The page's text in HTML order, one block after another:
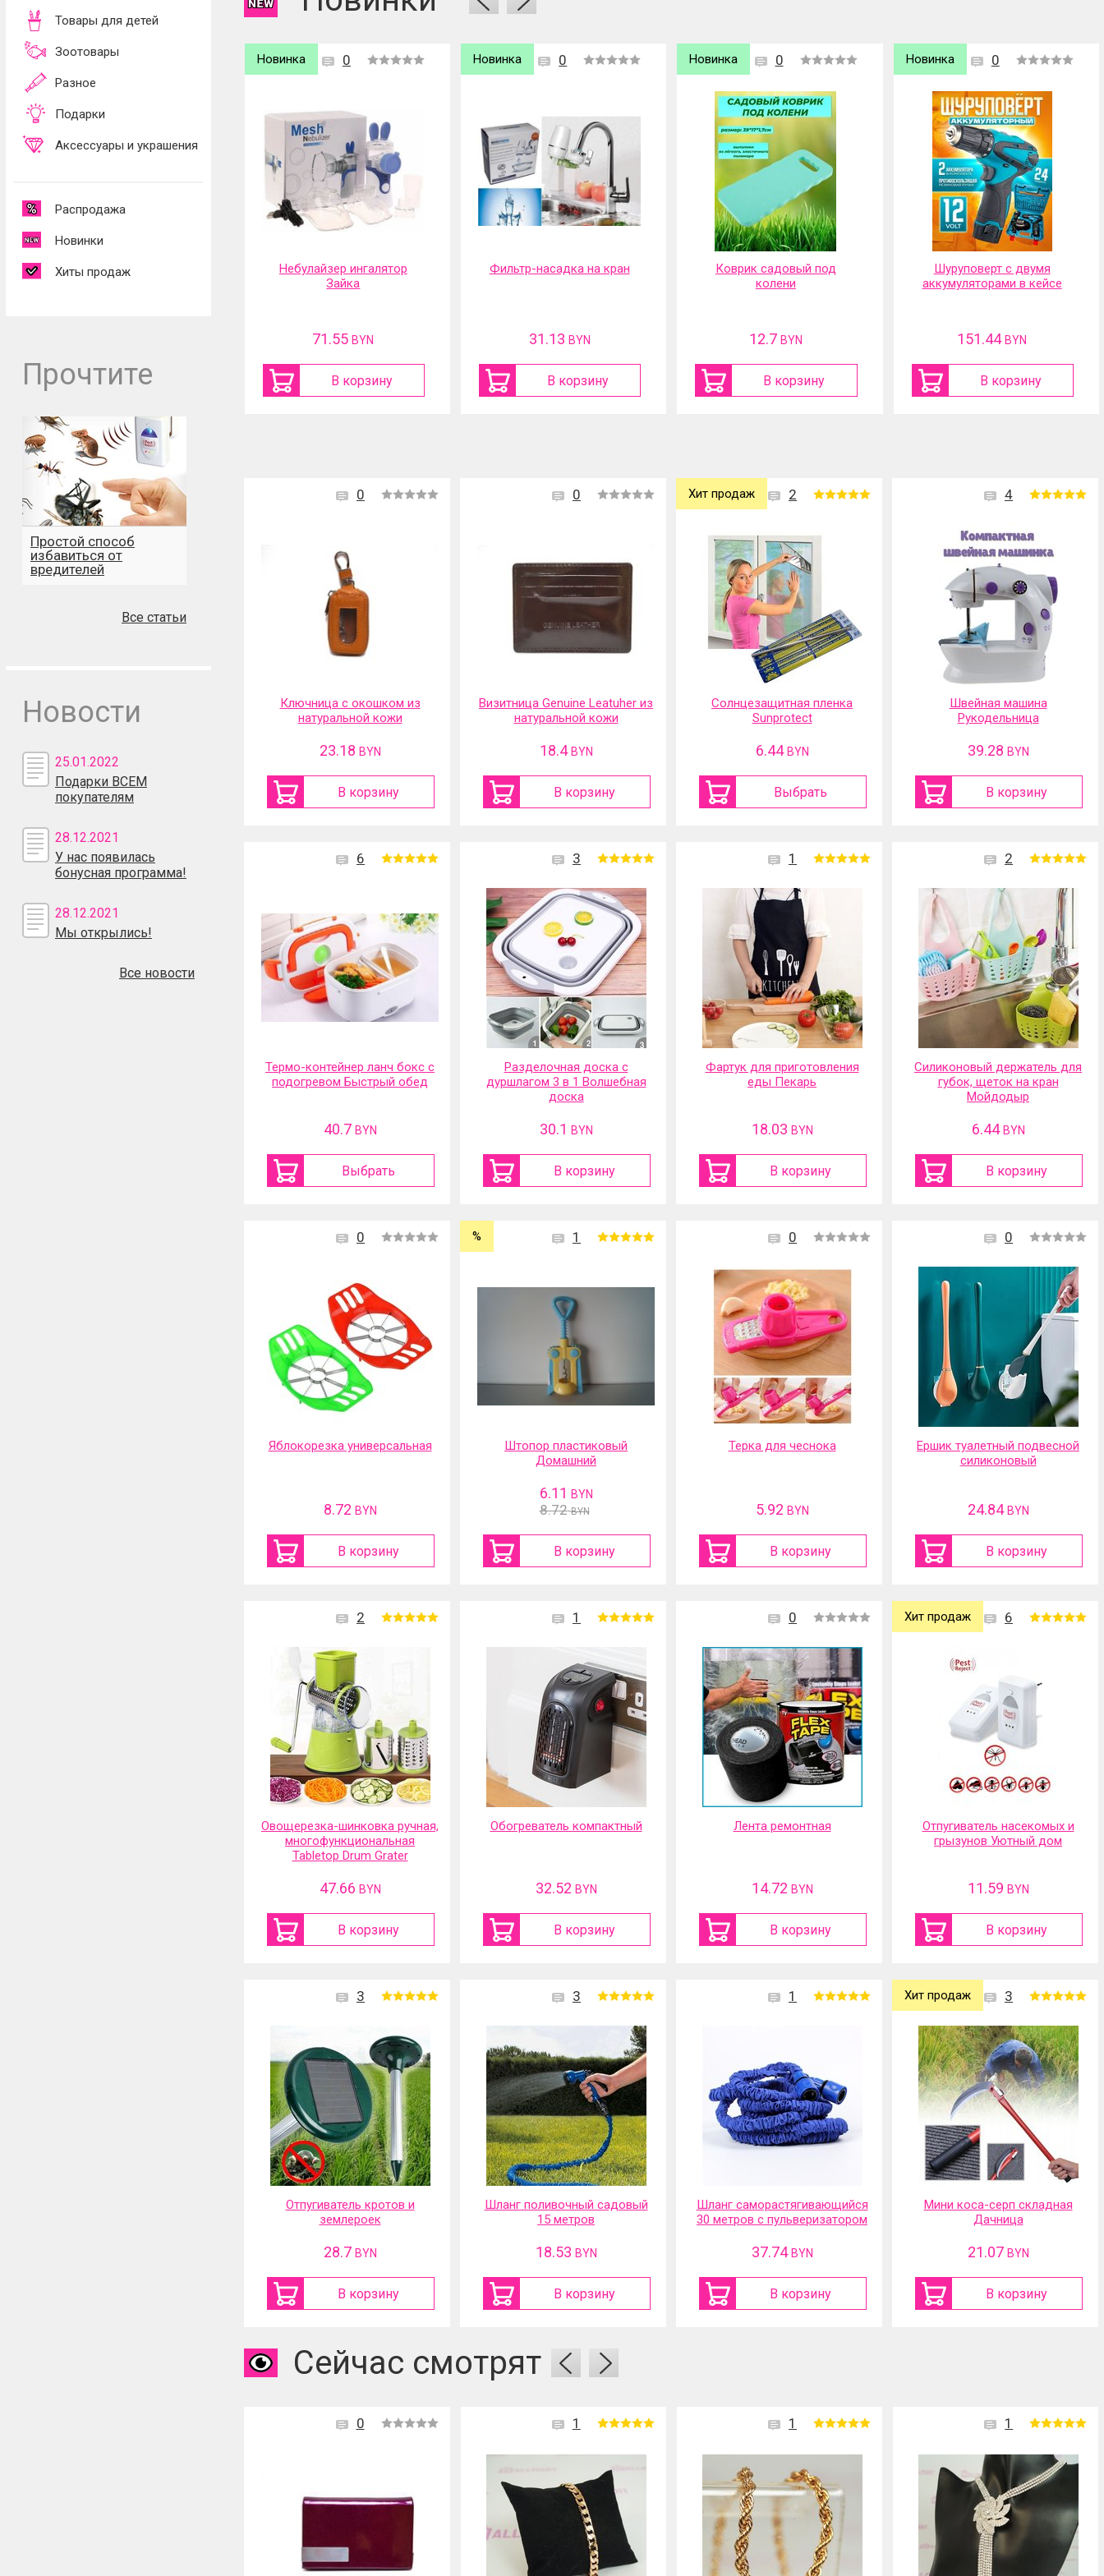
Товары для детей
Зоотовары
Разное
Подарки
Аксессуары и украшения
Распродажа
Новинки
Хиты продаж
Прочтите
Простой способ
избавиться от
вредителей
Все статьи
Новости
25.01.2022
Подарки ВСЕМ
покупателям
28.12.2021
У нас появилась
бонусная программа!
28.12.2021
Мы открылись!
Все новости
Новинка
Небулайзер ингалятор
Зайка
В корзину
0
Новинка
Фильтр-насадка на кран
31.13 BYN
В корзину
0
Новинка
Коврик садовый под
12.7BYN
В корзину
0
Новинка
Шуруповерт с двумя
аккумуляторами в кейсе
151.44BYN
В корзину
0
Хит продаж
Новинка
Портативная
аккумуляторная мойка
117.01 BYN
В корзину
0
Ключница с окошком из
натуральной кожи
23.18 BYN
В корзину
0
Визитница Genuine Leatuher из
натуральной кожи
18.4 BYN
В корзину
2
Хит продаж
Солнцезащитная пленка
Sunprotect
6.44 BYN
Выбрать
4
Швейная машина
Рукодельница
39.28 BYN
В корзину
6
Термо-контейнер ланч бокс с
подогревом Быстрый обед
40.7 BYN
Выбрать
3
Разделочная доска с
дуршлагом 3 в 1 Волшебная
доска
30.1 BYN
В корзину
1
Фартук для приготовления
еды Пекарь
18.03 BYN
В корзину
2
Силиконовый держатель для
губок, щеток на кран
Мойдодыр
6.44 BYN
В корзину
0
Яблокорезка универсальная
8.72 BYN
В корзину
1
%
Штопор пластиковый
Домашний
6.11 BYN
8.72 BYN
В корзину
0
Терка для чеснока
5.92 BYN
В корзину
0
Ершик туалетный подвесной
силиконовый
24.84 BYN
В корзину
2
Овощерезка-шинковка ручная,
многофункциональная
Tabletop Drum Grater
47.66 BYN
В корзину
1
Обогреватель компактный
32.52 BYN
В корзину
0
Лента ремонтная
14.72 BYN
В корзину
6
Хит продаж
Отпугиватель насекомых и
грызунов Уютный дом
11.59 BYN
В корзину
3
Отпугиватель кротов и
землероек
28.7 BYN
В корзину
3
Шланг поливочный садовый
15 метров
18.53 BYN
В корзину
1
Шланг саморастягивающийся
30 метров с пульверизатором
37.74 BYN
В корзину
3
Хит продаж
Мини коса-серп складная
Дачница
21.07 BYN
В корзину
Сейчас смотрят
1 1 1 3